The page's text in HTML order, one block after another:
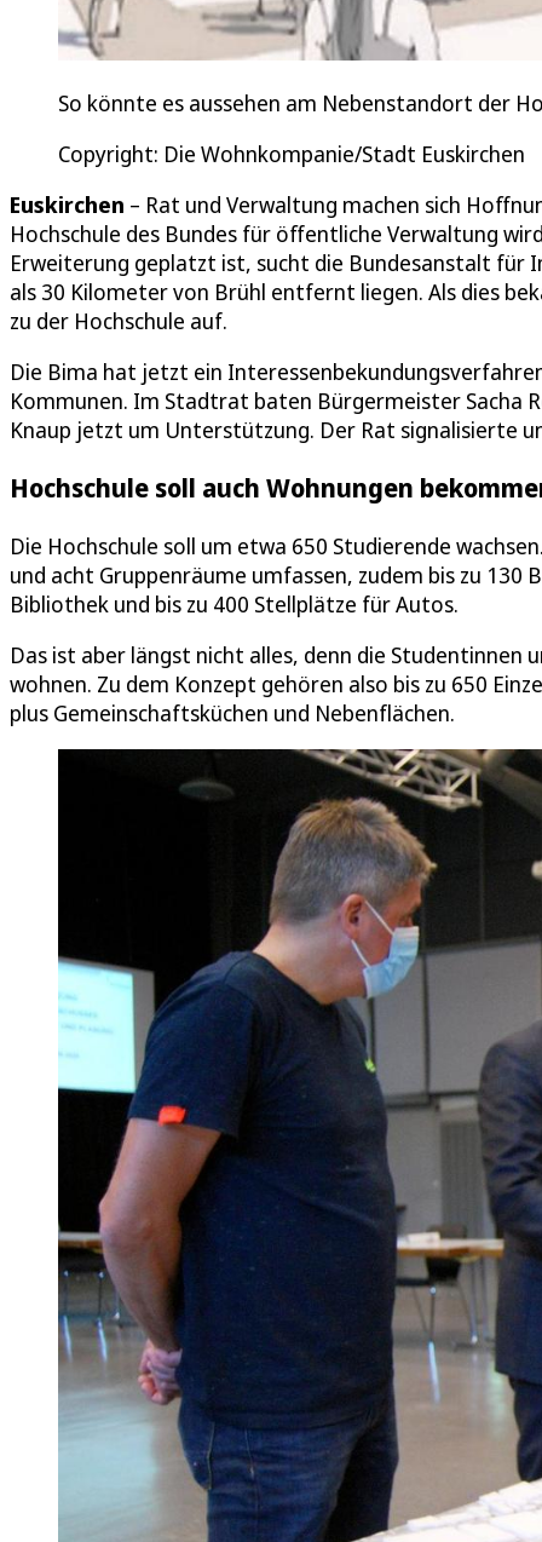
So könnte es aussehen am Nebenstandort der
Copyright: Die Wohnkompanie/Stadt Euskirchen
Euskirchen – Rat und Verwaltung machen sich
Hochschule des Bundes für öffentliche Verwaltung
Erweiterung geplatzt ist, sucht die Bundesanstalt für
als 30 Kilometer von Brühl entfernt liegen. Als dies
zu der Hochschule auf.
Die Bima hat jetzt ein
Kommunen. Im Stadtrat baten Bürgermeister Sacha
Knaup jetzt um Unterstützung. Der Rat signalisierte
Hochschule soll auch Wohnungen
Die Hochschule soll um etwa 650 Studierende
und acht Gruppenräume umfassen, zudem bis zu
Bibliothek und bis zu 400 Stellplätze für Autos.
Das ist aber längst nicht alles, denn die Studentinnen
wohnen. Zu dem Konzept gehören also bis zu 650
plus Gemeinschaftsküchen und Nebenflächen.